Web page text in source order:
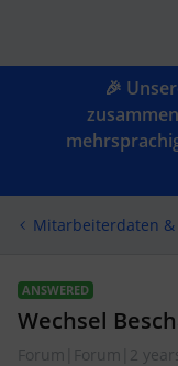
🎉
Mitarbeiterdaten &
ANSWERED
Wechsel
Forum|Forum|2